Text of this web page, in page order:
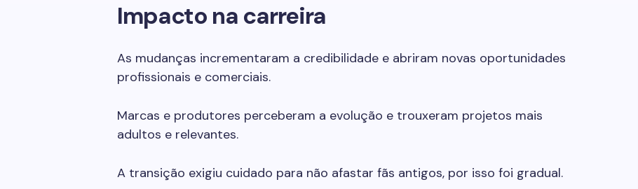
Impacto na carreira
As mudanças incrementaram a credibilidade e abriram novas oportunidades
profissionais e comerciais.
Marcas e produtores perceberam a evolução e trouxeram projetos mais
adultos e relevantes.
A transição exigiu cuidado para não afastar fãs antigos, por isso foi gradual.